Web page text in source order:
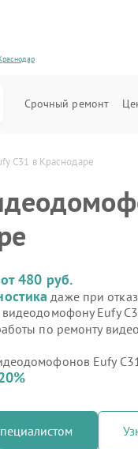
Срочный ремонт
C31 в Краснодаре
от 480 руб.
даже при
Eufy
по ремонту
Eufy